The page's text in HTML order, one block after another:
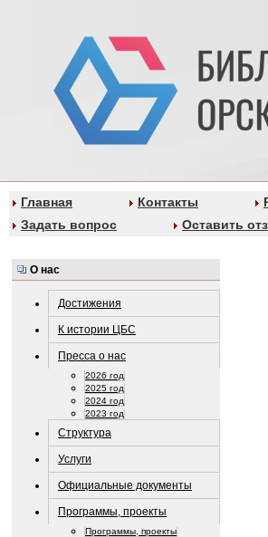
Главная Контакты
Задать вопрос
Оставить
О нас
Достижения
К истории ЦБС
Пресса о нас
2026 год
2025 год
2024 год
2023 год
Структура
Услуги
Официальные документы
Программы, проекты
Программы, проекты